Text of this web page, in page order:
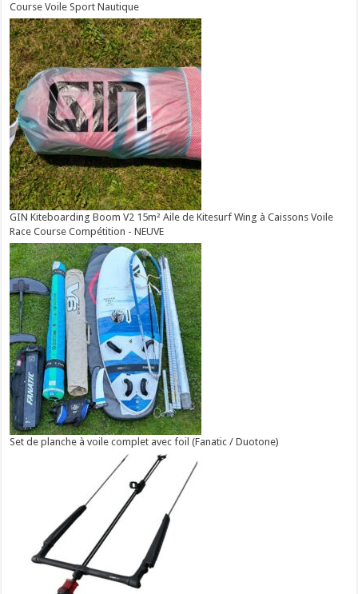
Course Voile Sport Nautique
GIN Kiteboarding Boom V2 15m² Aile de Kitesurf Wing à Caissons Voile
Race Course Compétition - NEUVE
Set de planche à voile complet avec foil (Fanatic / Duotone)